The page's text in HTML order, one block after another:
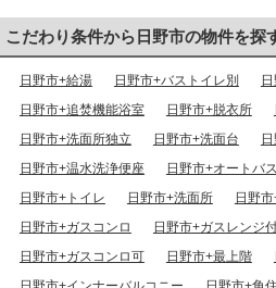
こだわり条件から日野市の物件を探
日野市+給湯 日野市+バストイレ別
日野市+追焚機能浴室
日野市+脱衣所
日野市+洗面所独立
日野市+洗面台
日野市+温水洗浄便座
日野市+オートバス
日野市+トイレ
日野市+洗面所
日野
日野市+ガスコンロ
日野市+ガスレンジ
日野市+ガスコンロ可
日野市+最上階